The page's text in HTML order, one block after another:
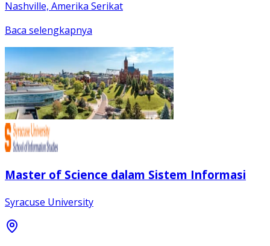
Nashville, Amerika Serikat
Baca selengkapnya
Master of Science dalam Sistem Informasi
Syracuse University